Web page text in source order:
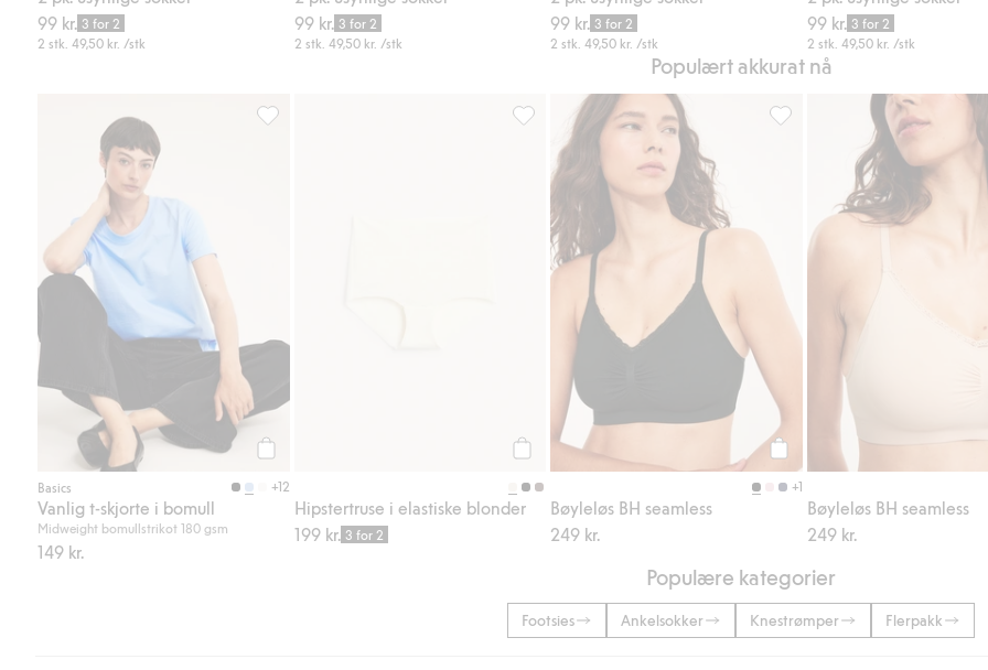
99 kr. 3 for 2
2 stk. 49,50 kr. /stk
99 kr. 3 for 2
2 stk. 49,50 kr. /stk
99 kr. 3 for 2
2 stk.49,50 kr. /stk
99 kr. 3 for 2
2 stk.49,50 kr. /stk
Populært akkurat nå
Basics +12
Vanlig t-skjorte i bomull
Midweight bomullstrikot 180 gsm
149 kr.
Vanlig t-skjorte i bomull, Legg til i favoriter
Legg til
Hipstertruse i elastiske blonder
199 kr. 3 for 2
Hipstertruse i elastiske blonder, Legg til i favoriter
Legg til
+1
Bøyleløs BH seamless
249 kr.
Bøyleløs BH seamless, Legg
Bøyleløs BH seamless
249 kr.
Populære kategorier
Footsies Ankelsokker Knestrømper Flerpakk